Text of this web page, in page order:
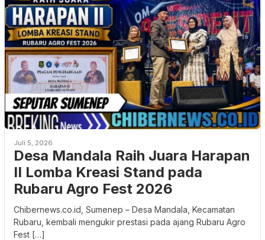
Juli 5, 2026
Desa Mandala Raih Juara Harapan
II Lomba Kreasi Stand pada
Rubaru Agro Fest 2026
Chibernews.co.id, Sumenep – Desa Mandala, Kecamatan
Rubaru, kembali mengukir prestasi pada ajang Rubaru Agro
Fest […]